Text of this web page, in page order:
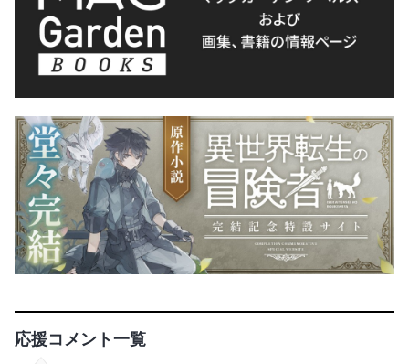
応援コメント一覧